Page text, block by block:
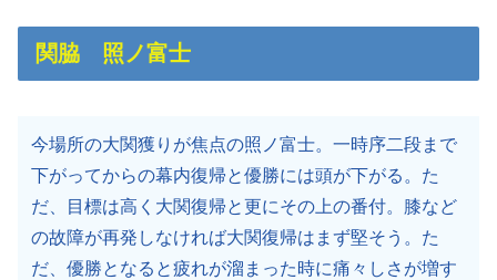
関脇 照ノ富士
今場所の大関獲りが焦点の照ノ富士。一時序二段まで
下がってからの幕内復帰と優勝には頭が下がる。た
だ、目標は高く大関復帰と更にその上の番付。膝など
の故障が再発しなければ大関復帰はまず堅そう。た
だ、優勝となると疲れが溜まった時に痛々しさが増す